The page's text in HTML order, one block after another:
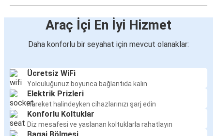
Araç İçi En İyi Hizmet
Daha konforlu bir seyahat için mevcut olanaklar:
Ücretsiz WiFi
Yolculuğunuz boyunca bağlantıda kalın
Elektrik Prizleri
Hareket halindeyken cihazlarınızı şarj edin
Konforlu Koltuklar
Diz mesafesi ve yaslanan koltuklarla rahatlayın